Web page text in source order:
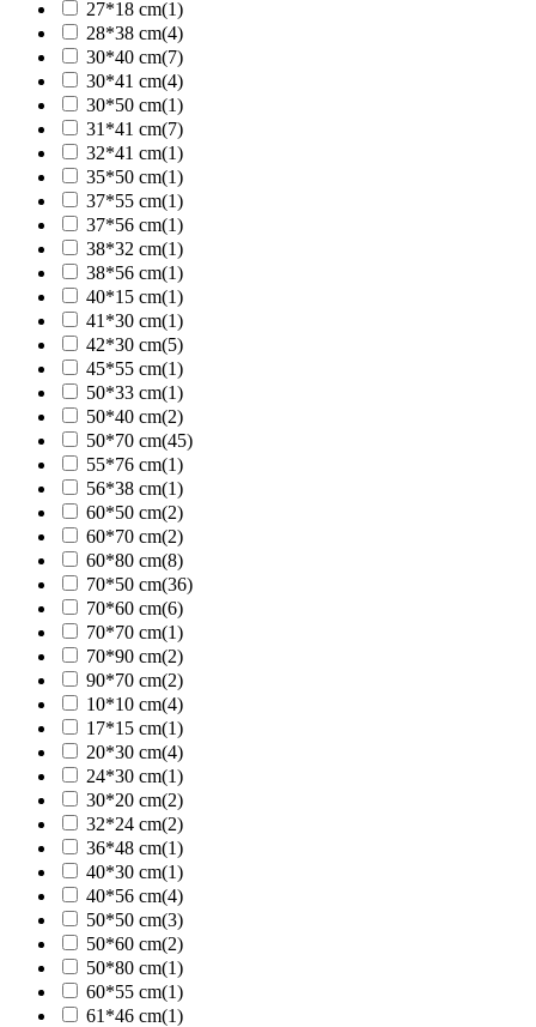
27*18 cm(1)
28*38 cm(4)
30*40 cm(7)
30*41 cm(4)
30*50 cm(1)
31*41 cm(7)
32*41 cm(1)
35*50 cm(1)
37*55 cm(1)
37*56 cm(1)
38*32 cm(1)
38*56 cm(1)
40*15 cm(1)
41*30 cm(1)
42*30 cm(5)
45*55 cm(1)
50*33 cm(1)
50*40 cm(2)
50*70 cm(45)
55*76 cm(1)
56*38 cm(1)
60*50 cm(2)
60*70 cm(2)
60*80 cm(8)
70*50 cm(36)
70*60 cm(6)
70*70 cm(1)
70*90 cm(2)
90*70 cm(2)
10*10 cm(4)
17*15 cm(1)
20*30 cm(4)
24*30 cm(1)
30*20 cm(2)
32*24 cm(2)
36*48 cm(1)
40*30 cm(1)
40*56 cm(4)
50*50 cm(3)
50*60 cm(2)
50*80 cm(1)
60*55 cm(1)
61*46 cm(1)